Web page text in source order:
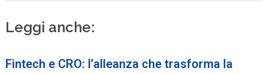
Leggi anche:
Fintech e CRO: l’alleanza che trasforma la